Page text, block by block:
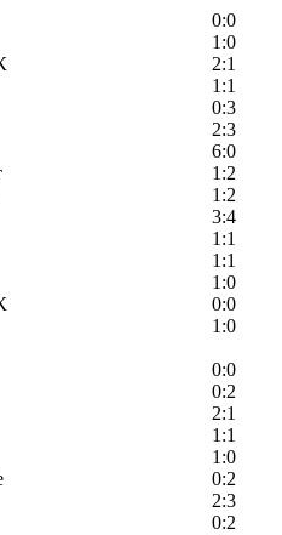
0:0
1:0
2:1
1:1
0:3
2:3
6:0
1:2
1:2
3:4
1:1
1:1
1:0
0:0
1:0
0:0
0:2
2:1
1:1
1:0
0:2
2:3
0:2